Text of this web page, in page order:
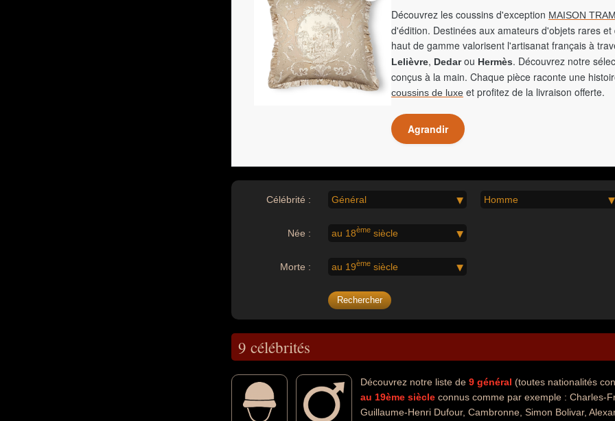
Découvrez les coussins d'exception MAISON
d'édition. Destinées aux amateurs d'objets rares
haut de gamme valorisent l'artisanat français à
Lelièvre, Dedarou Hermès. Découvrez notre
conçus à la main. Chaque pièce raconte une
coussins de luxe et profitez de la livraison offerte.
Agrandir
Célébrité : Général Homme
Née : au 18ème siècle
Morte : au 19ème siècle
9 célébrités
Découvrez notre liste de 9 général (toutes nationalités
au 19ème siècle connus comme par exemple : Charles-
Guillaume-Henri Dufour, Cambronne, Simon Bolivar,